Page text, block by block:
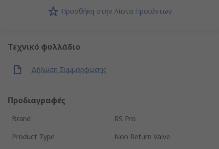
Προσθήκη στην Λίστα Προϊόντων
Τεχνικό φυλλάδιο
Δήλωση Συμμόρφωσης
Προδιαγραφές
Brand
RS Pro
Product Type
Non Return Valve